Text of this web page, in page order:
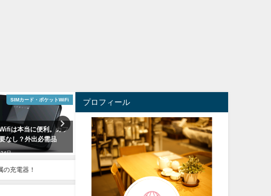
ファッション
生活にビジネスバッグ
TUMI』という選択。
。
【最新】車載ホルダーワイヤレ
ス充電器おすすめランキング！
Qi自動開閉式
2022年11月13日
格安スマホを使ったほうが
理由はこれ！もうiPhoneは
ない？
2019年4月26日
の充電器！
プロフィール